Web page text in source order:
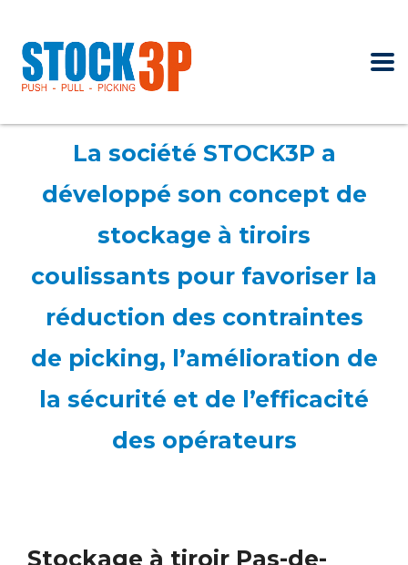
La société STOCK3P a
développé son concept de
stockage à tiroirs
coulissants pour favoriser la
réduction des contraintes
de picking, l’amélioration de
la sécurité et de l’efficacité
des opérateurs
Stockage à tiroir Pas-de-